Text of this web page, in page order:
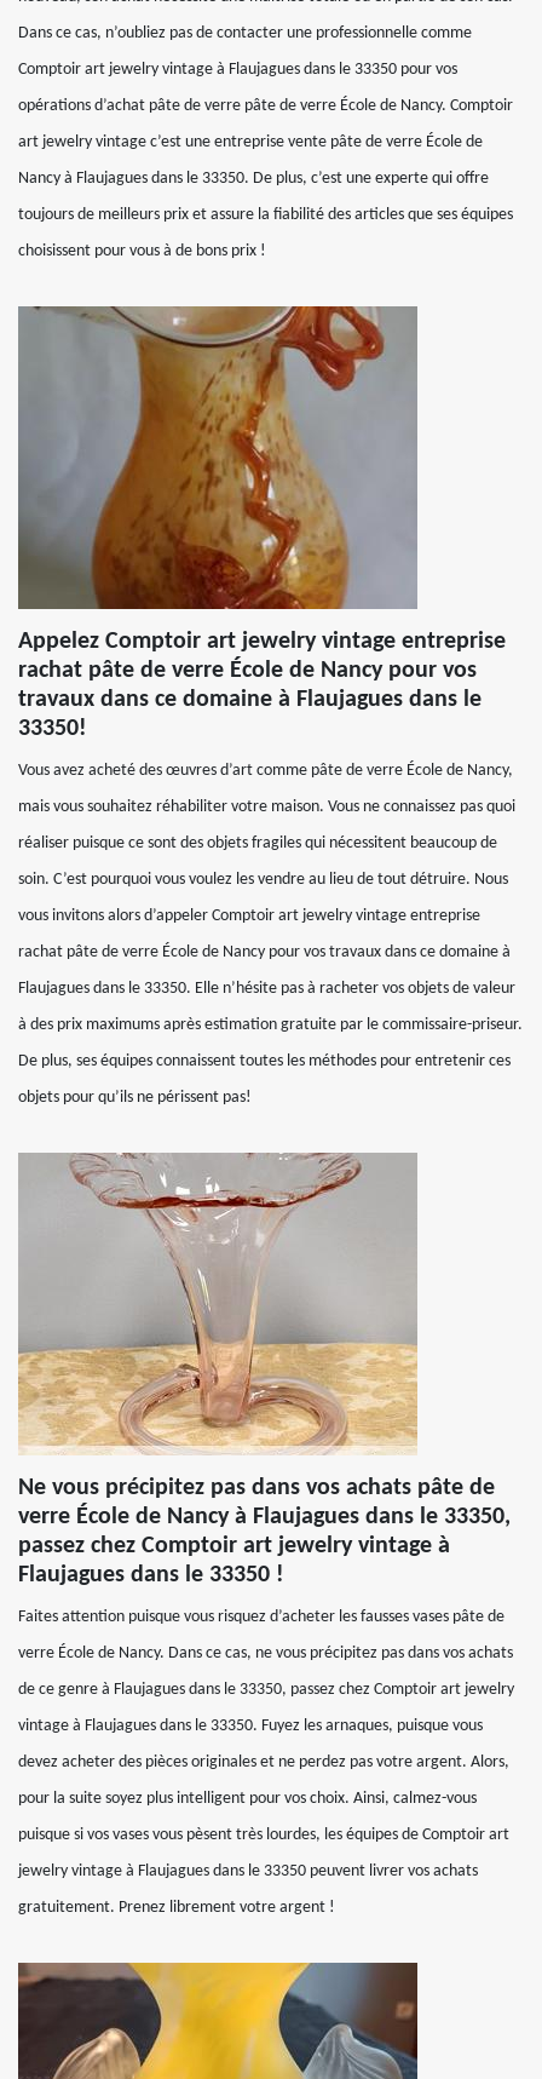
Dans ce cas, n’oubliez pas de contacter une professionnelle comme
Comptoir art jewelry vintage à Flaujagues dans le 33350 pour vos
opérations d’achat pâte de verre pâte de verre École de Nancy. Comptoir
art jewelry vintage c’est une entreprise vente pâte de verre École de
Nancy à Flaujagues dans le 33350. De plus, c’est une experte qui offre
toujours de meilleurs prix et assure la fiabilité des articles que ses équipes
choisissent pour vous à de bons prix !
Appelez Comptoir art jewelry vintage entreprise
rachat pâte de verre École de Nancy pour vos
travaux dans ce domaine à Flaujagues dans le
33350!
Vous avez acheté des œuvres d’art comme pâte de verre École de Nancy,
mais vous souhaitez réhabiliter votre maison. Vous ne connaissez pas quoi
réaliser puisque ce sont des objets fragiles qui nécessitent beaucoup de
soin. C’est pourquoi vous voulez les vendre au lieu de tout détruire. Nous
vous invitons alors d’appeler Comptoir art jewelry vintage entreprise
rachat pâte de verre École de Nancy pour vos travaux dans ce domaine à
Flaujagues dans le 33350. Elle n’hésite pas à racheter vos objets de valeur
à des prix maximums après estimation gratuite par le commissaire-priseur.
De plus, ses équipes connaissent toutes les méthodes pour entretenir ces
objets pour qu’ils ne périssent pas!
Ne vous précipitez pas dans vos achats pâte de
verre École de Nancy à Flaujagues dans le 33350,
passez chez Comptoir art jewelry vintage à
Flaujagues dans le 33350 !
Faites attention puisque vous risquez d’acheter les fausses vases pâte de
verre École de Nancy. Dans ce cas, ne vous précipitez pas dans vos achats
de ce genre à Flaujagues dans le 33350, passez chez Comptoir art jewelry
vintage à Flaujagues dans le 33350. Fuyez les arnaques, puisque vous
devez acheter des pièces originales et ne perdez pas votre argent. Alors,
pour la suite soyez plus intelligent pour vos choix. Ainsi, calmez-vous
puisque si vos vases vous pèsent très lourdes, les équipes de Comptoir art
jewelry vintage à Flaujagues dans le 33350 peuvent livrer vos achats
gratuitement. Prenez librement votre argent !